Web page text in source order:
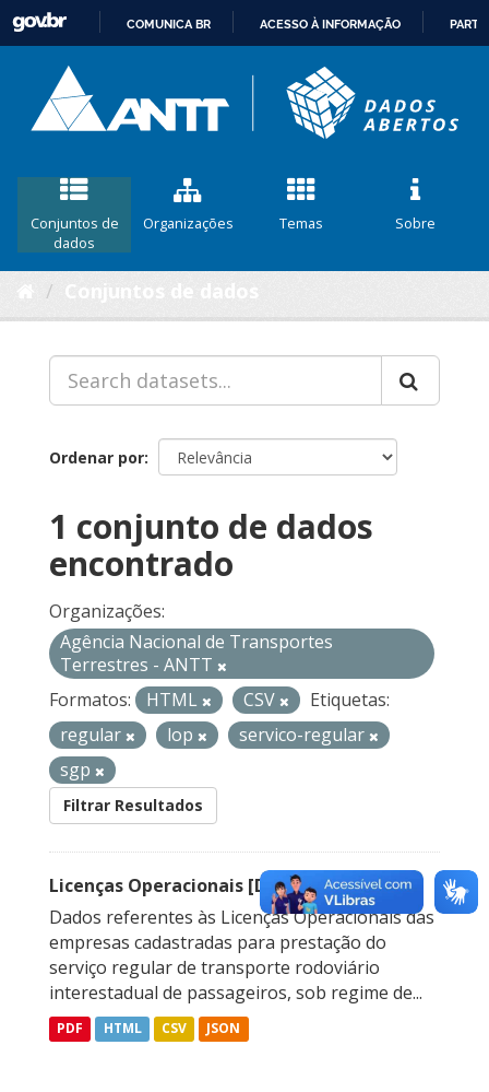
CONTEÚDO
COMUNICA BR ACESSO À INFORMAÇÃO
Conjuntos de
dados
Organizações Temas Sobre
Ordenar por
1 conjunto de dados
encontrado
Organizações:
Agência Nacional de Transportes
Terrestres - ANTT
Formatos:
HTML CSV
Etiquetas:
regular
lop
servico-regular
sgp
Filtrar Resultados
Licenças Operacionais [Descontinuado]
Dados referentes às Licenças Operacionais das
empresas cadastradas para prestação do
serviço regular de transporte rodoviário
interestadual de passageiros, sob regime de...
PDF HTML CSV JSON